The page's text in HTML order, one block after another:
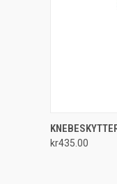
QUICK
Compare
kr435.00